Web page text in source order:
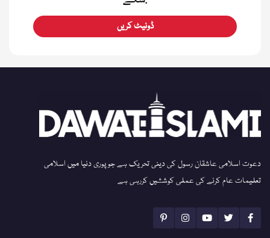
ڈونیٹ کریں
دعوت اسلامی عاشقان رسول کی دینی تحریک ہے جو پوری دنیا میں اسلامی
تعلیمات عام کرنے کی عملی کوششیں کررہی ہے